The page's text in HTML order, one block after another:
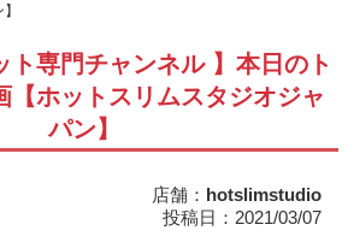
ト専門チャンネル 】本日のト
【ホットスリムスタジオジャ
パン】
店舗： hotslimstudio
投稿日：2021/03/07